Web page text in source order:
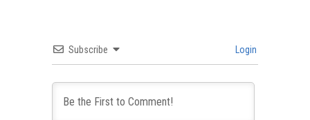
Subscribe Login